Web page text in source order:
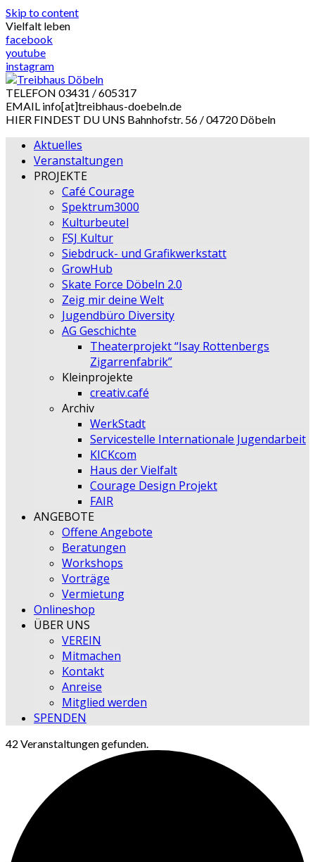
Skip to content
Vielfalt leben
facebook
youtube
instagram
TELEFON 03431 / 605317
EMAIL info[at]treibhaus-doebeln.de
HIER FINDEST DU UNS Bahnhofstr. 56 / 04720 Döbeln
Aktuelles
Veranstaltungen
PROJEKTE
Café Courage
Spektrum3000
Kulturbeutel
FSJ Kultur
Siebdruck- und Grafikwerkstatt
GrowHub
Skate Force Döbeln 2.0
Zeig mir deine Welt
Jugendbüro Diversity
AG Geschichte
Theaterprojekt “Isay Rottenbergs
Zigarrenfabrik”
Kleinprojekte
creativ.café
Archiv
WerkStadt
Servicestelle Internationale Jugendarbeit
KICKcom
Haus der Vielfalt
Courage Design Projekt
FAIR
ANGEBOTE
Offene Angebote
Beratungen
Workshops
Vorträge
Vermietung
Onlineshop
ÜBER UNS
VEREIN
Mitmachen
Kontakt
Anreise
Mitglied werden
SPENDEN
42 Veranstaltungen gefunden.